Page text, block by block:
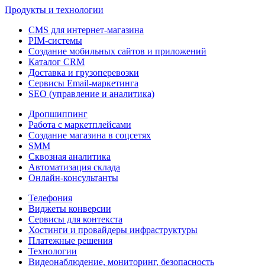
Продукты и технологии
CMS для интернет-магазина
PIM-системы
Создание мобильных сайтов и приложений
Каталог CRM
Доставка и грузоперевозки
Сервисы Email-маркетинга
SEO (управление и аналитика)
Дропшиппинг
Работа с маркетплейсами
Создание магазина в соцсетях
SMM
Сквозная аналитика
Автоматизация склада
Онлайн-консультанты
Телефония
Виджеты конверсии
Сервисы для контекста
Хостинги и провайдеры инфраструктуры
Платежные решения
Технологии
Видеонаблюдение, мониторинг, безопасность